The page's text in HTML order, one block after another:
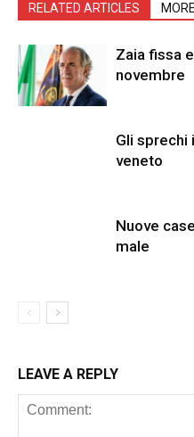
RELATED ARTICLES
Zaia fissa
novembre
Gli sprechi
veneto
Nuove
male
LEAVE A REPLY